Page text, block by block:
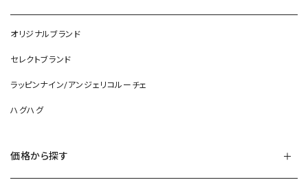
オリジナルブランド
セレクトブランド
ラッピンナイン/アンジェリコルーチェ
ハグハグ
価格から探す